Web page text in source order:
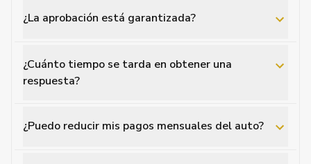
¿La aprobación está garantizada?
¿Cuánto tiempo se tarda en obtener una
respuesta?
¿Puedo reducir mis pagos mensuales del auto?